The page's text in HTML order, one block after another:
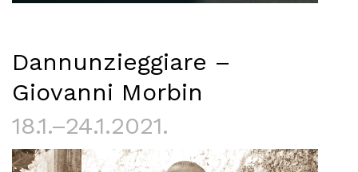
Dannunzieggiare –
Giovanni Morbin
18.1.–24.1.2021.